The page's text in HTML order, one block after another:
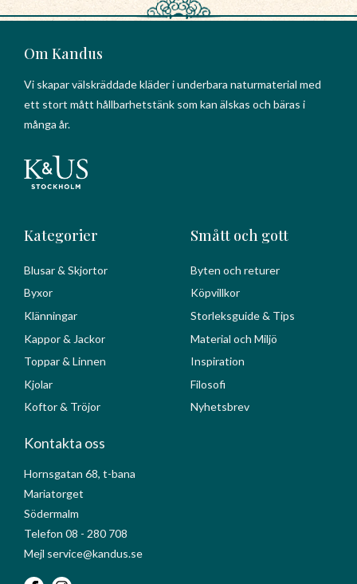
Om Kandus
Vi skapar välskräddade kläder i underbara naturmaterial med
ett stort mått hållbarhetstänk som kan älskas och bäras i
många år.
Kategorier
Blusar & Skjortor
Byxor
Klänningar
Kappor & Jackor
Toppar & Linnen
Kjolar
Koftor & Tröjor
Smått och gott
Byten och returer
Köpvillkor
Storleksguide & Tips
Material och Miljö
Inspiration
Filosofi
Nyhetsbrev
Kontakta oss
Hornsgatan 68, t-bana
Mariatorget
Södermalm
Telefon 08 - 280 708
Mejl service@kandus.se